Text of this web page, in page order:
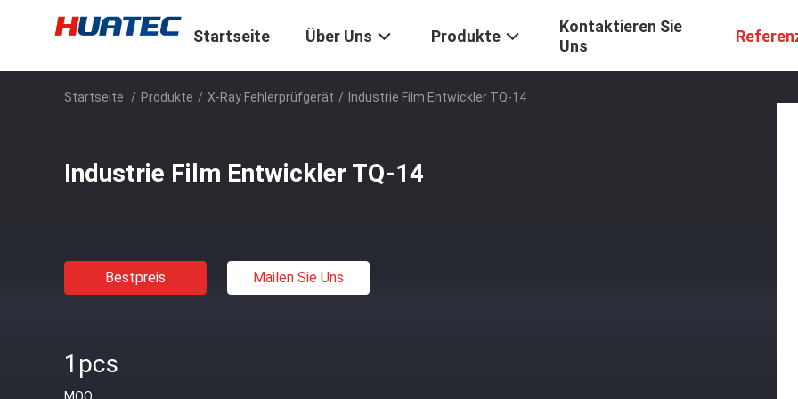
Startseite Über Uns Produkte
Kontaktieren Sie
Uns
Startseite / Produkte / X-Ray Fehlerprüfgerät / Industrie Film Entwickler TQ-14
Industrie Film Entwickler TQ-14
Bestpreis Mailen Sie Uns
1pcs